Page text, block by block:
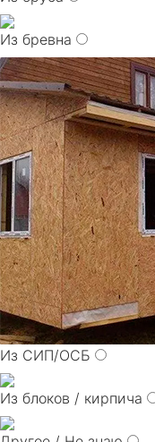
Из бревна
Из СИП/ОСБ
Из блоков / кирпича